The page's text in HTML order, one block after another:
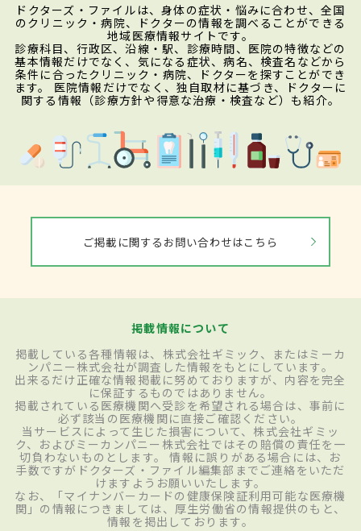
ドクターズ・ファイルは、身体の症状・悩みに合わせ、全国
のクリニック・病院、ドクターの情報を調べることができる
地域医療情報サイトです。
診療科目、行政区、沿線・駅、診療時間、医院の特徴などの
基本情報だけでなく、気になる症状、病名、検査名などから
条件に合ったクリニック・病院、ドクターを探すことができ
ます。 医院情報だけでなく、独自取材に基づき、ドクターに
関する情報（診療方針や得意な治療・検査など）も紹介。
ご掲載に関するお問い合わせはこちら
掲載情報について
掲載している各種情報は、株式会社ギミック、またはミーカ
ンパニー株式会社が調査した情報をもとにしています。
出来るだけ正確な情報掲載に努めておりますが、内容を完全
に保証するものではありません。
掲載されている医療機関へ受診を希望される場合は、事前に
必ず該当の医療機関に直接ご確認ください。
当サービスによって生じた損害について、株式会社ギミッ
ク、およびミーカンパニー株式会社ではその賠償の責任を一
切負わないものとします。 情報に誤りがある場合には、お
手数ですがドクターズ・ファイル編集部までご連絡をいただ
けますようお願いいたします。
なお、「マイナンバーカードの健康保険証利用可能な医療機
関」の情報につきましては、厚生労働省の情報提供のもと、
情報を掲出しております。